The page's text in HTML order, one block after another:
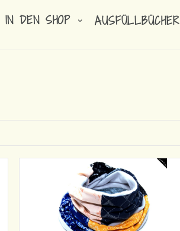
IN DEN SHOP AUSFÜLLBÜCHER